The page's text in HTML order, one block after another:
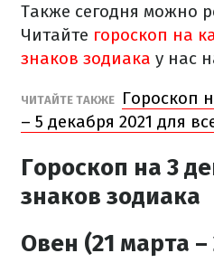
Также сегодня можно
Читайте гороскоп на
знаков зодиака у нас
ЧИТАЙТЕ ТАКЖЕ
Гороскоп
– 5 декабря 2021 для
Гороскоп на 3
знаков зодиака
Овен (21 марта